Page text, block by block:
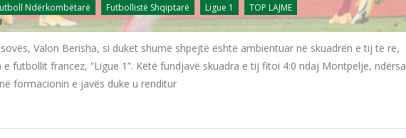
Ndërkombëtarë Futbollistë Shqiptarë Ligue 1 TOP LAJME
Valon Berisha, si duket shumë shpejtë është ambientuar në skuadrën e tij të re,
e futbollit francez, “Ligue 1”. Këtë fundjavë skuadra e tij fitoi 4:0 ndaj Montpelje, ndërsa
formacionin e javës duke u renditur